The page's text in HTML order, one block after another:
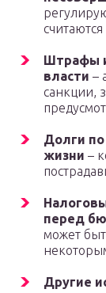
Штрафы
власти –
санкции,
Долги
жизни –
перед
может
Другие